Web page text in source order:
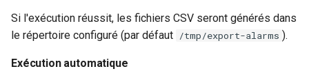
Si l'exécution réussit, les fichiers CSV seront générés dans
le répertoire configuré (par défaut /tmp/export-alarms ).
Exécution automatique